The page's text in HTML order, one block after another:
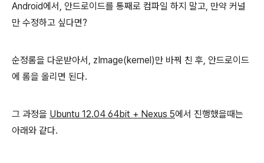
Android에서, 안드로이드를 통째로 컴파일 하지 말고, 만약 커널
만 수정하고 싶다면?
순정롬을 다운받아서, zImage(kernel)만 바꿔 친 후, 안드로이드
에 롬을 올리면 된다.
그 과정을 Ubuntu 12.04 64bit + Nexus 5에서 진행했을때는
아래와 같다.